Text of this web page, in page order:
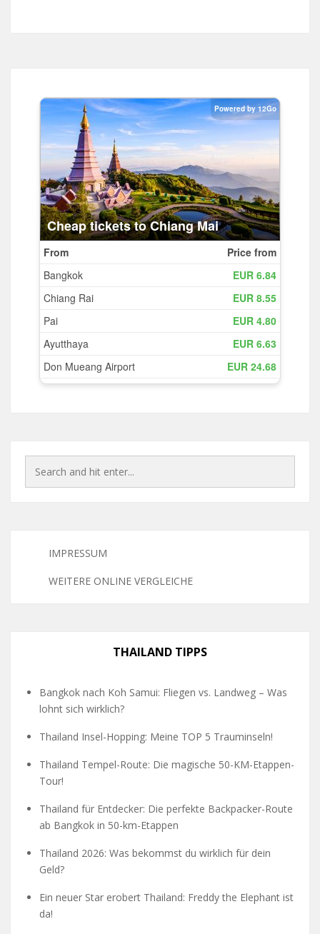
IMPRESSUM
WEITERE ONLINE VERGLEICHE
THAILAND TIPPS
Bangkok nach Koh Samui: Fliegen vs. Landweg – Was
lohnt sich wirklich?
Thailand Insel-Hopping: Meine TOP 5 Trauminseln!
Thailand Tempel-Route: Die magische 50-KM-Etappen-
Tour!
Thailand für Entdecker: Die perfekte Backpacker-Route
ab Bangkok in 50-km-Etappen
Thailand 2026: Was bekommst du wirklich für dein
Geld?
Ein neuer Star erobert Thailand: Freddy the Elephant ist
da!